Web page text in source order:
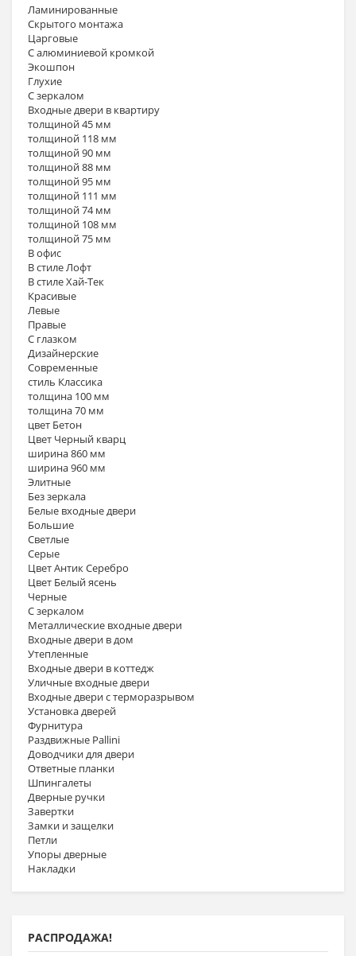
Ламинированные
Скрытого монтажа
Царговые
С алюминиевой кромкой
Экошпон
Глухие
С зеркалом
Входные двери в квартиру
толщиной 45 мм
толщиной 118 мм
толщиной 90 мм
толщиной 88 мм
толщиной 95 мм
толщиной 111 мм
толщиной 74 мм
толщиной 108 мм
толщиной 75 мм
В офис
В стиле Лофт
В стиле Хай-Тек
Красивые
Левые
Правые
С глазком
Дизайнерские
Современные
стиль Классика
толщина 100 мм
толщина 70 мм
цвет Бетон
Цвет Черный кварц
ширина 860 мм
ширина 960 мм
Элитные
Без зеркала
Белые входные двери
Большие
Светлые
Серые
Цвет Антик Серебро
Цвет Белый ясень
Черные
С зеркалом
Металлические входные двери
Входные двери в дом
Утепленные
Входные двери в коттедж
Уличные входные двери
Входные двери с терморазрывом
Установка дверей
Фурнитура
Раздвижные Pallini
Доводчики для двери
Ответные планки
Шпингалеты
Дверные ручки
Завертки
Замки и защелки
Петли
Упоры дверные
Накладки
РАСПРОДАЖА!